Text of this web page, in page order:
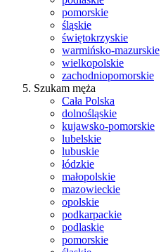
pomorskie
śląskie
świętokrzyskie
warmińsko-mazurskie
wielkopolskie
zachodniopomorskie
Szukam męża
Cała Polska
dolnośląskie
kujawsko-pomorskie
lubelskie
lubuskie
łódzkie
małopolskie
mazowieckie
opolskie
podkarpackie
podlaskie
pomorskie